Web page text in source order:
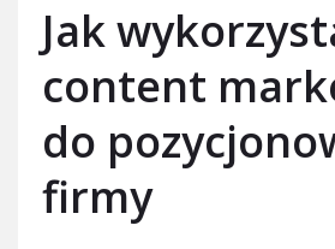
Jak
content
do
firmy